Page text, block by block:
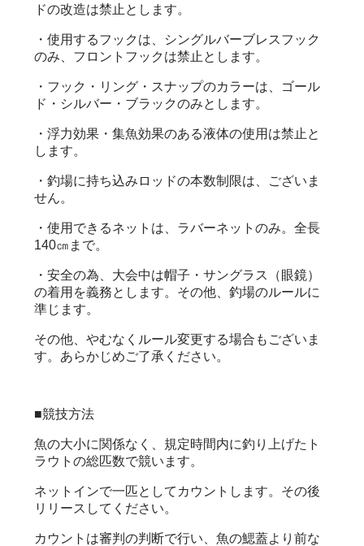
ドの改造は禁止とします。
・使用するフックは、シングルバーブレスフック
のみ、フロントフックは禁止とします。
・フック・リング・スナップのカラーは、ゴール
ド・シルバー・ブラックのみとします。
・浮力効果・集魚効果のある液体の使用は禁止と
します。
・釣場に持ち込みロッドの本数制限は、ございま
せん。
・使用できるネットは、ラバーネットのみ。全長
140㎝まで。
・安全の為、大会中は帽子・サングラス（眼鏡）
の着用を義務とします。 その他、釣場のルールに
準じます。
その他、やむなくルール変更する場合もございま
す。あらかじめご了承ください。
■競技方法
魚の大小に関係なく、規定時間内に釣り上げたト
ラウトの総匹数で競います。
ネットインで一匹としてカウントします。その後
リリースしてください。
カウントは審判の判断で行い、魚の鰓蓋より前な